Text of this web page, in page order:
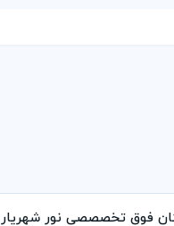
فوق تخصصصی نور شهریار